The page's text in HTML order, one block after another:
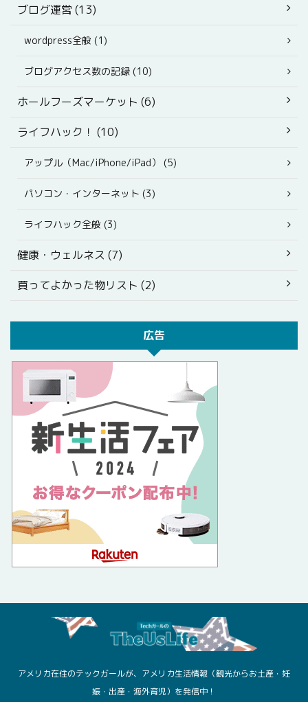
ブログ運営 (13)
wordpress全般 (1)
ブログアクセス数の記録 (10)
ホールフーズマーケット (6)
ライフハック！ (10)
アップル（Mac/iPhone/iPad） (5)
パソコン・インターネット (3)
ライフハック全般 (3)
健康・ウェルネス (7)
買ってよかった物リスト (2)
広告
アメリカ在住のテックガールが、アメリカ生活情報（観光からお土産・妊
娠・出産・海外育児）を発信中！